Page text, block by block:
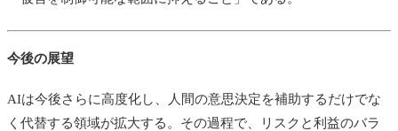
今後の展望
AIは今後さらに高度化し、人間の意思決定を補助するだけでな
く代替する領域が拡大する。その過程で、リスクと利益のバラ